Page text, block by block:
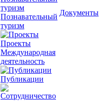
Познавательный
туризм
Проекты
Международная
деятельность
Публикации
Документы